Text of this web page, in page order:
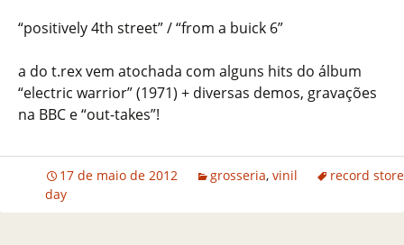
“positively 4th street” / “from a buick 6”
a do t.rex vem atochada com alguns hits do álbum
“electric warrior” (1971) + diversas demos, gravações
na BBC e “out-takes”!
17 de maio de 2012 grosseria, vinil
record store
day